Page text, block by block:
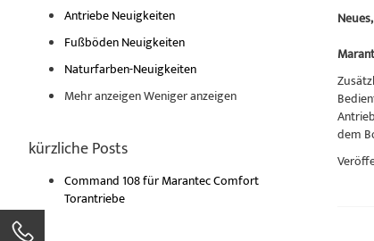
dem
Antriebe Neuigkeiten
Fußböden Neuigkeiten
Naturfarben-Neuigkeiten
Mehr anzeigenWeniger anzeigen
kürzliche Posts
Command 108 für Marantec Comfort
Torantriebe